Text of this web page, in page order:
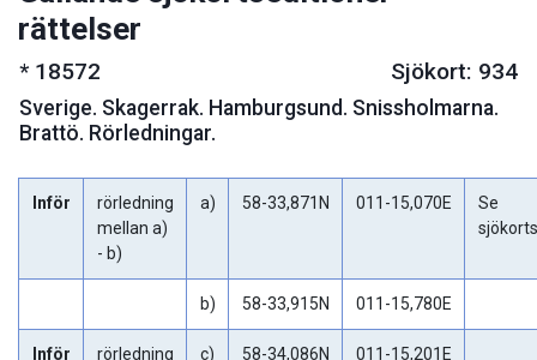
rättelser
* 18572 Sjökort: 934
Sverige. Skagerrak. Hamburgsund. Snissholmarna.
Brattö. Rörledningar.
Inför
rörledning
mellan a)
- b)
a) 58-33,871N 011-15,070E
Se
b) 58-33,915N 011-15,780E
Inför
rörledning
c) 58-34,086N 011-15,201E